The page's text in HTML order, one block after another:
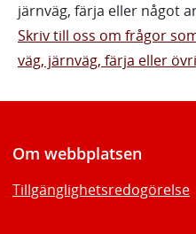
järnväg, färja eller något
Skriv till oss om frågor
väg, järnväg, färja eller
Om webbplatsen
Tillgänglighetsredogörelse